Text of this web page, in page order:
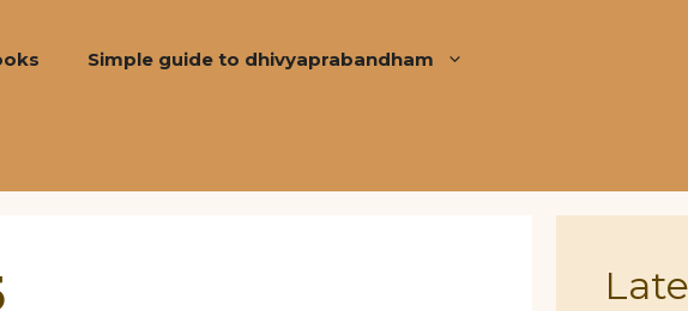
Simple guide to dhivyaprabandham